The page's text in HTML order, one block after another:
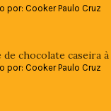
por: Cooker Paulo Cruz
de chocolate caseira
por: Cooker Paulo Cruz